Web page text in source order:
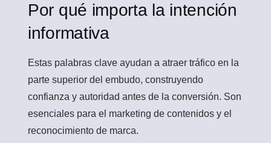
Por qué importa la intención
informativa
Estas palabras clave ayudan a atraer tráfico en la
parte superior del embudo, construyendo
confianza y autoridad antes de la conversión. Son
esenciales para el marketing de contenidos y el
reconocimiento de marca.